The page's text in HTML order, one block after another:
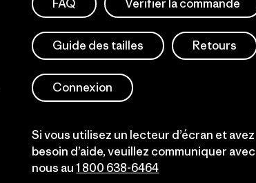
FAQ Vérifier la commande
Guide des tailles Retours
Connexion
Si vous utilisez un lecteur d’écran et avez
besoin d’aide, veuillez communiquer avec
nous au1 800 638-6464